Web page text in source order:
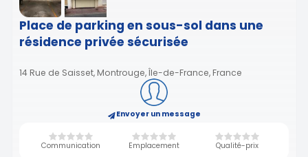
Place de parking en sous-sol dans une
résidence privée sécurisée
14 Rue de Saisset, Montrouge, Île-de-France, France
Envoyer un message
Communication Emplacement Qualité-prix